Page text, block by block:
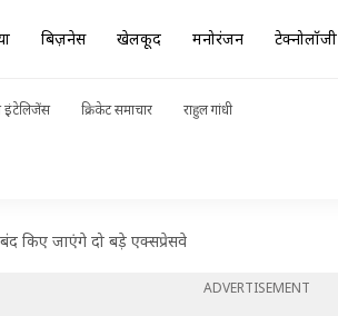
बिज़नेस खेलकूद मनोरंजन टेक्नोलॉजी
इंटेलिजेंस क्रिकेट समाचार राहुल गांधी
जाएंगे दो बड़े एक्सप्रेसवे
ADVERTISEMENT